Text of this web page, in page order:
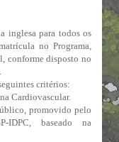
inglesa para todos os
no Programa,
conforme disposto no
critérios:
Cardiovascular.
promovido pelo
IDPC, baseado na